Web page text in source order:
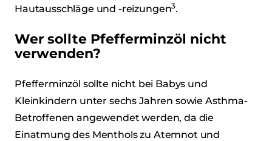
Hautausschläge und -reizungen3.
Wer sollte Pfefferminzöl nicht
verwenden?
Pfefferminzöl sollte nicht bei Babys und
Kleinkindern unter sechs Jahren sowie Asthma-
Betroffenen angewendet werden, da die
Einatmung des Menthols zu Atemnot und